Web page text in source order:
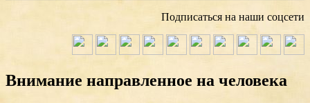
Подписаться на наши соцсети
Внимание направленное на человека